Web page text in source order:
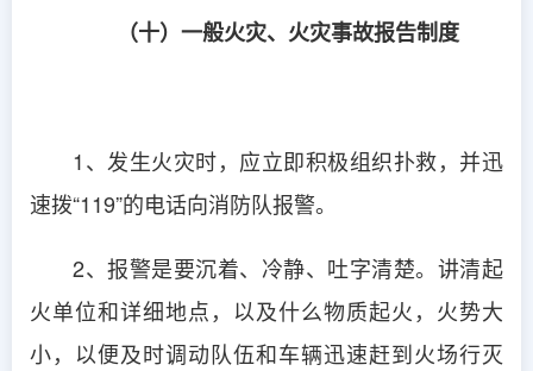
（十）一般火灾、火灾事故报告制度
1、发生火灾时，应立即积极组织扑救，并迅
速拨“119”的电话向消防队报警。
2、报警是要沉着、冷静、吐字清楚。讲清起
火单位和详细地点，以及什么物质起火，火势大
小，以便及时调动队伍和车辆迅速赶到火场行灭